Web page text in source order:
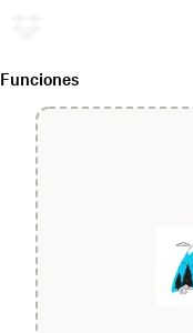
Funciones